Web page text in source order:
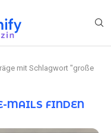
mit Schlagwort "große
MAILS FINDEN